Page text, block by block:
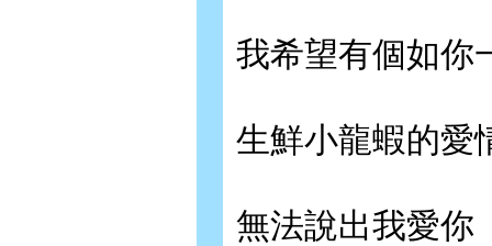
我希望有個如你
生鮮小龍蝦的愛
無法說出我愛你